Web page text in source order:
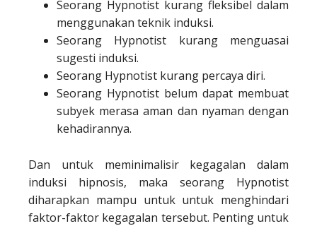
Seorang Hypnotist kurang fleksibel dalam
menggunakan teknik induksi.
Seorang Hypnotist kurang menguasai
sugesti induksi.
Seorang Hypnotist kurang percaya diri.
Seorang Hypnotist belum dapat membuat
subyek merasa aman dan nyaman dengan
kehadirannya.
Dan untuk meminimalisir kegagalan dalam
induksi hipnosis, maka seorang Hypnotist
diharapkan mampu untuk untuk menghindari
faktor-faktor kegagalan tersebut. Penting untuk